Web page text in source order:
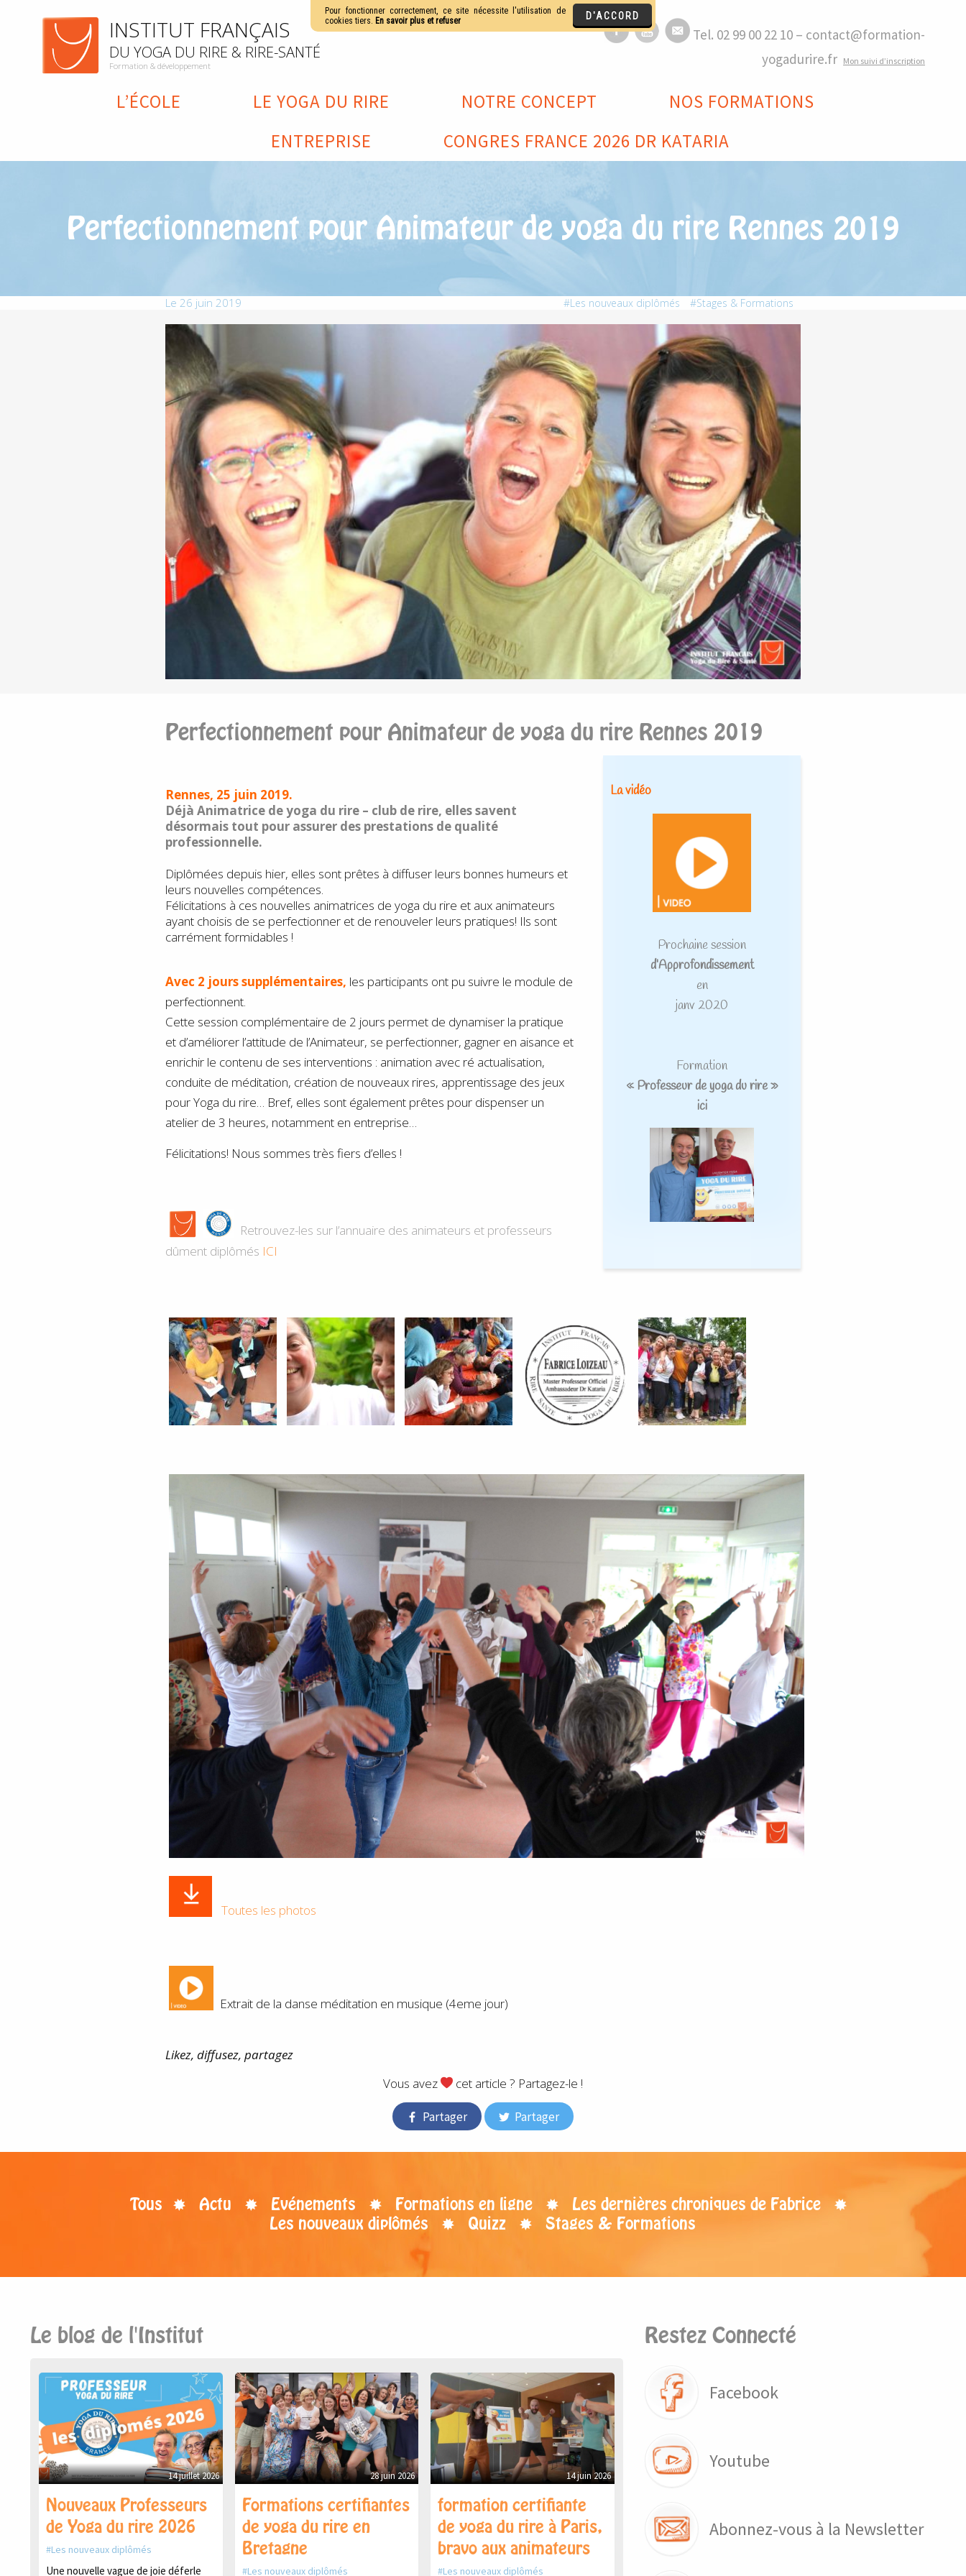
INSTITUT FRANÇAIS
DU YOGA DU RIRE & RIRE-SANTÉ
Formation & développement
Tel. 02 99 00 22 10 – contact@formation-
yogadurire.fr Mon suivi d’inscription
L’ÉCOLE LE YOGA DU RIRE NOTRE CONCEPT
NOS FORMATIONS
ENTREPRISE
CONGRES FRANCE 2026 DR KATARIA
Perfectionnement pour Animateur de yoga du rire Rennes 2019
Le 26 juin 2019 Les nouveaux diplômés Stages & Formations
Perfectionnement pour Animateur de yoga du rire Rennes 2019
Rennes, 25 juin 2019.
Déjà Animatrice de yoga du rire – club de rire, elles savent
désormais tout pour assurer des prestations de qualité
professionnelle.
Diplômées depuis hier, elles sont prêtes à diffuser leurs bonnes humeurs et
leurs nouvelles compétences.
Félicitations à ces nouvelles animatrices de yoga du rire et aux animateurs
ayant choisis de se perfectionner et de renouveler leurs pratiques! Ils sont
carrément formidables !
Avec 2 jours supplémentaires, les participants ont pu suivre le module de
perfectionnent.
Cette session complémentaire de 2 jours permet de dynamiser la pratique
et d’améliorer l’attitude de l’Animateur, se perfectionner, gagner en aisance et
enrichir le contenu de ses interventions : animation avec ré actualisation,
conduite de méditation, création de nouveaux rires, apprentissage des jeux
pour Yoga du rire… Bref, elles sont également prêtes pour dispenser un
atelier de 3 heures, notamment en entreprise…
Félicitations! Nous sommes très fiers d’elles !
Retrouvez-les sur l’annuaire des animateurs et professeurs
dûment diplômés ICI
La vidéo
Prochaine session
d’Approfondissement
en
janv 2020
Formation
« Professeur de yoga du rire »
ici
Toutes les photos
Extrait de la danse méditation en musique (4eme jour)
Likez, diffusez, partagez
Vous avez
cet article ? Partagez-le !
Partager Partager
Tous Actu Evénements Formations en ligne
Les dernières chroniques de Fabrice
Les nouveaux diplômés
Quizz Stages & Formations
Le blog de l'Institut
14 juillet 2026
Nouveaux Professeurs
de Yoga du rire 2026
Les nouveaux diplômés
Une nouvelle vague de joie déferle
28 juin 2026
Formations certifiantes
de yoga du rire en
Bretagne
Les nouveaux diplômés
14 juin 2026
formation certifiante
de yoga du rire à Paris,
bravo aux animateurs
Les nouveaux diplômés
Restez Connecté
Facebook
Youtube
Abonnez-vous à la Newsletter